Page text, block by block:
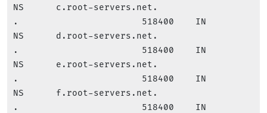
NS      c.root-servers.net.
.                       518400    IN
NS      d.root-servers.net.
.                       518400    IN
NS      e.root-servers.net.
.                       518400    IN
NS      f.root-servers.net.
.                       518400    IN